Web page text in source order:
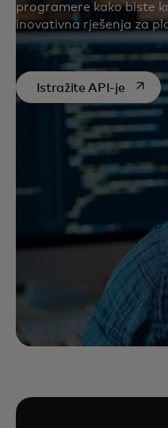
programere kako biste
inovativna rješenja za
Istražite API-jeopens